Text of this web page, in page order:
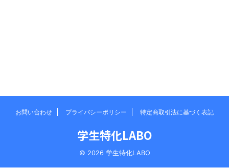
お問い合わせ プライバシーポリシー 特定商取引法に基づく表記
学生特化LABO
© 2026 学生特化LABO